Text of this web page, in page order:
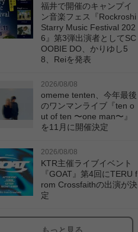
福井で開催のキャンプイ
ン音楽フェス『Rockroshi
Starry Music Festival 202
6』第3弾出演者としてSC
OOBIE DO、かりゆし5
8、Reiを発表
2026/08/08
omeme tenten、今年最後
のワンマンライブ『ten o
ut of ten 〜one man〜』
を11月に開催決定
2026/08/08
KTR主催ライブイベント
『GOAT』第4回にTERU f
rom Crossfaithの出演が決
定